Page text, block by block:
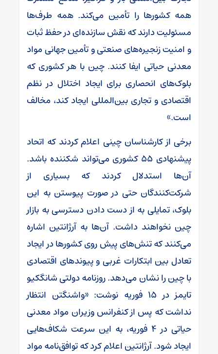
همه کشورها را تأمین می‌کند. همه طرف‌ها
مسئولیت دارند که نقش سازنده‌ای در حفظ ثبات
و امنیت زنجیره‌های صنعتی و تأمین جهانی مواد
معدنی حیاتی ایفا کنند. چین با هر کشوری که
بلوک‌های انحصاری برای ایجاد اختلال در نظم
اقتصادی و تجاری بین‌المللی ایجاد کند، مخالف
است.»
برخی از کارشناسان چینی اعلام کردند که اتحاد
پیشنهادی ۵۵ کشوری می‌تواند شکننده باشد.
آن‌ها استدلال کردند که بسیاری از
شرکت‌کنندگان حتی در صورت پیوستن به این
بلوک، تمایلی به از دست دادن دسترسی به بازار
چین نخواهند داشت. آن‌ها به آرژانتین اشاره
می‌کنند که تنش‌های پیش روی کشورها در ایجاد
تعادل بین ابتکارات غربی و پیوندهای اقتصادی
با چین را نشان می‌دهد. روزنامه دولتی شانگکیو
تایمز در ۱۵ فوریه نوشت: «واشنگتن انتظار
نداشت که پس از کنفرانس وزیران مواد معدنی
حیاتی در ۴ فوریه، به این سرعت شکاف‌هایی
ایجاد شود. آرژانتین اعلام کرد که توافق‌نامه مواد